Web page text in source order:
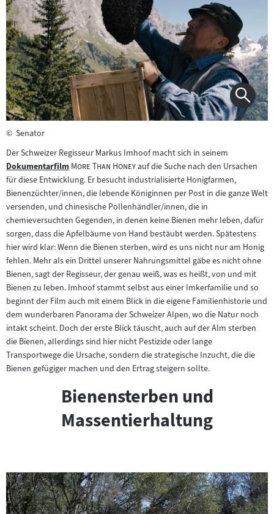
© Senator
Der Schweizer Regisseur Markus Imhoof macht sich in seinem
Zum
Inhalt:
Dokumentarfilm "More Than Honey"auf die Suche nach den Ursachen
für diese Entwicklung. Er besucht industrialisierte Honigfarmen,
Bienenzüchter/innen, die lebende Königinnen per Post in die ganze Welt
versenden, und chinesische Pollenhändler/innen, die in
chemieversuchten Gegenden, in denen keine Bienen mehr leben, dafür
sorgen, dass die Apfelbäume von Hand bestäubt werden. Spätestens
hier wird klar: Wenn die Bienen sterben, wird es uns nicht nur am Honig
fehlen. Mehr als ein Drittel unserer Nahrungsmittel gäbe es nicht ohne
Bienen, sagt der Regisseur, der genau weiß, was es heißt, von und mit
Bienen zu leben. Imhoof stammt selbst aus einer Imkerfamilie und so
beginnt der Film auch mit einem Blick in die eigene Familienhistorie und
dem wunderbaren Panorama der Schweizer Alpen, wo die Natur noch
intakt scheint. Doch der erste Blick täuscht, auch auf der Alm sterben
die Bienen, allerdings sind hier nicht Pestizide oder lange
Transportwege die Ursache, sondern die strategische Inzucht, die die
Bienen gefügiger machen und den Ertrag steigern sollte.
Bienensterben und
Massentierhaltung